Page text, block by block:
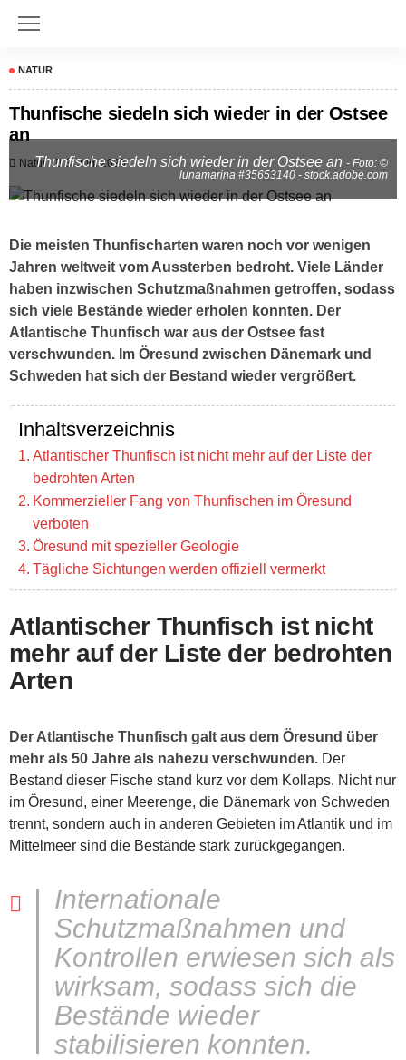
NATUR
Thunfische siedeln sich wieder in der Ostsee
an
Natur 3. Juni 2026
Thunfische siedeln sich wieder in der Ostsee an - Foto: ©
lunamarina #35653140 - stock.adobe.com
Die meisten Thunfischarten waren noch vor wenigen
Jahren weltweit vom Aussterben bedroht. Viele Länder
haben inzwischen Schutzmaßnahmen getroffen, sodass
sich viele Bestände wieder erholen konnten. Der
Atlantische Thunfisch war aus der Ostsee fast
verschwunden. Im Öresund zwischen Dänemark und
Schweden hat sich der Bestand wieder vergrößert.
Inhaltsverzeichnis
Atlantischer Thunfisch ist nicht mehr auf der Liste der
bedrohten Arten
Kommerzieller Fang von Thunfischen im Öresund
verboten
Öresund mit spezieller Geologie
Tägliche Sichtungen werden offiziell vermerkt
Atlantischer Thunfisch ist nicht
mehr auf der Liste der bedrohten
Arten
Der Atlantische Thunfisch galt aus dem Öresund über
mehr als 50 Jahre als nahezu verschwunden. Der
Bestand dieser Fische stand kurz vor dem Kollaps. Nicht nur
im Öresund, einer Meerenge, die Dänemark von Schweden
trennt, sondern auch in anderen Gebieten im Atlantik und im
Mittelmeer sind die Bestände stark zurückgegangen.
Internationale
Schutzmaßnahmen und
Kontrollen erwiesen sich als
wirksam, sodass sich die
Bestände wieder
stabilisieren konnten.